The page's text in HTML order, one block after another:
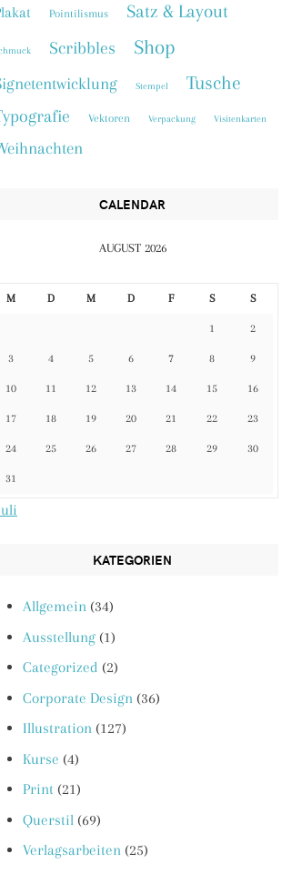
Pointilismus Satz & Layout
Scribbles Shop
Stempel Tusche
Vektoren Verpackung Visitenkarten
CALENDAR
AUGUST 2026
M D M D F S S
1 2
3 4 5 6 7 8 9
10 11 12 13 14 15 16
17 18 19 20 21 22 23
24 25 26 27 28 29 30
31
KATEGORIEN
Allgemein (34)
Ausstellung (1)
Categorized (2)
Corporate Design (36)
Illustration (127)
Kurse (4)
Print (21)
Querstil (69)
Verlagsarbeiten (25)